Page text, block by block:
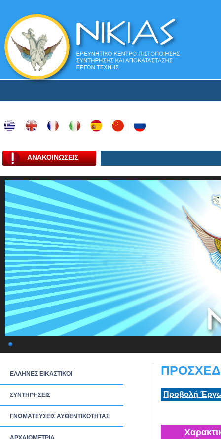
ΑΝΑΚΟΙΝΩΣΕΙΣ
ΕΛΛΗΝΕΣ ΕΙΚΑΣΤΙΚΟΙ
ΣΥΝΤΗΡΗΣΕΙΣ
ΓΝΩΜΑΤΕΥΣΕΙΣ ΑΥΘΕΝΤΙΚΟΤΗΤΑΣ
ΑΡΧΑΙΟΜΕΤΡΙΑ
Προβολή